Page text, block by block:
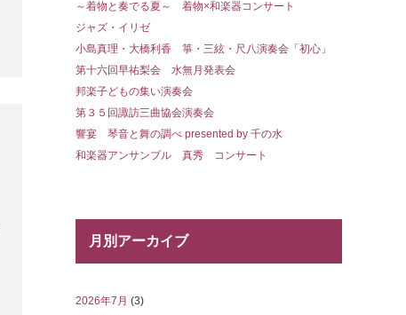
～着物と奏でる夏～ 着物×和楽器コンサート
ジャズ・イリゼ
小島真理・大橋利香 箏・三絃・尺八演奏会「初心」
第十六回早祐梨会 水無月発表会
邦楽子どもの集い演奏会
第３５回諏訪三曲協会演奏会
響宴 琴音と舞の調べ presented by 千の水
和楽器アンサンブル 真秀 コンサート
月別アーカイブ
2026年7月 (3)